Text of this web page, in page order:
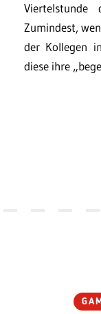
Zumindest,
der Kollegen
diese ihre